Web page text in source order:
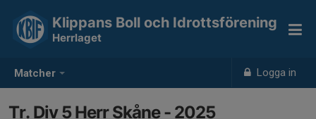
Matcher Logga in
Klippans Boll och Idrottsförening
Herrlaget
Tr. Div 5 Herr Skåne - 2025